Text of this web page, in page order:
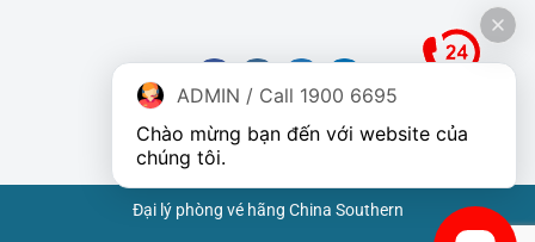
Đại lý phòng vé hãng China Southern
ADMIN / Call 1900 6695
Chào mừng bạn đến với website của
chúng tôi.